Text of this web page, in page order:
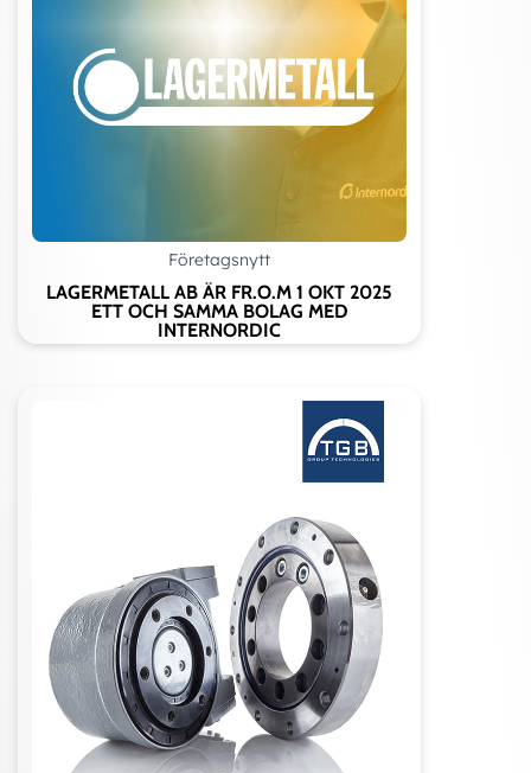
Företagsnytt
LAGERMETALL AB ÄR FR.O.M 1 OKT 2025
ETT OCH SAMMA BOLAG MED
INTERNORDIC